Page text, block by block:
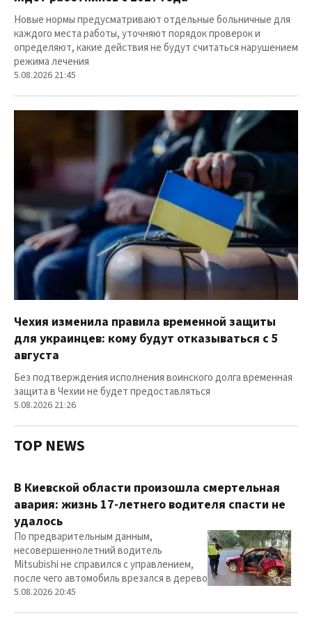
Новые нормы предусматривают отдельные больничные для
каждого места работы, уточняют порядок проверок и
определяют, какие действия не будут считаться нарушением
режима лечения
5.08.2026 21:45
Чехия изменила правила временной защиты
для украинцев: кому будут отказываться с 5
августа
Без подтверждения исполнения воинского долга временная
защита в Чехии не будет предоставляться
5.08.2026 21:26
TOP NEWS
В Киевской области произошла смертельная
авария: жизнь 17-летнего водителя спасти не
удалось
По предварительным данным,
несовершеннолетний водитель
Mitsubishi не справился с управлением,
после чего автомобиль врезался в дерево
5.08.2026 20:45